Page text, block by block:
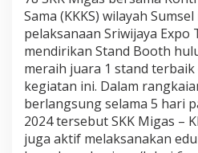
K
K
K
S
S
u
m
s
e
l
Sama (KKKS) wilayah
pelaksanaan Sriwijaya Expo
mendirikan Stand Booth
meraih juara 1 stand
kegiatan ini. Dalam
berlangsung selama 5 hari
2024 tersebut SKK Migas –
juga aktif melaksanakan